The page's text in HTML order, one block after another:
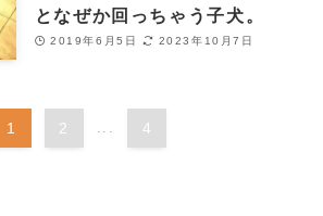
となぜか回っちゃう子犬。
2019年6月5日 2023年10月7日
1 2 ... 4